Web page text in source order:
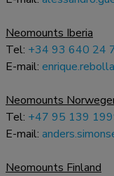
Neomounts Iberia
Tel: +34 93 640 24
E-mail:
Neomounts
Tel: +47 95 139
E-mail:
Neomounts Finland